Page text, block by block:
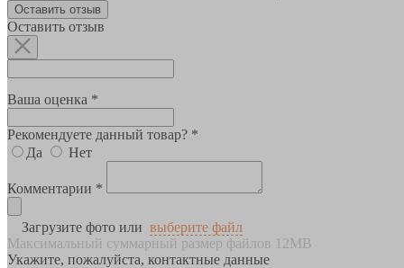
Оставить отзыв
Оставить отзыв
Ваша оценка *
Рекомендуете данный товар? *
Да
Нет
Комментарии *
Загрузите фото или выберите файл
Максимальный суммарный размер файлов 12MB
Укажите, пожалуйста, контактные данные